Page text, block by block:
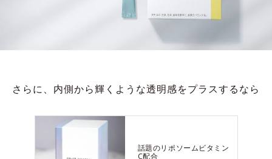
さらに、内側から輝くような透明感をプラスするなら
話題のリポソームビタミン
C配合